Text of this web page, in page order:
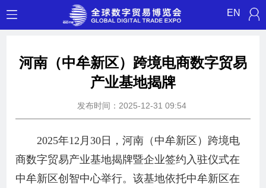
EN
河南（中牟新区）跨境电商数字贸易
产业基地揭牌
发布时间：2025-12-31 09:54
2025年12月30日，河南（中牟新区）跨境电
商数字贸易产业基地揭牌暨企业签约入驻仪式在
中牟新区创智中心举行。该基地依托中牟新区在